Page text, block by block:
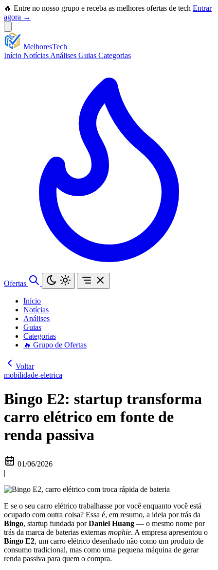
🔥 Entre no nosso grupo e receba as melhores ofertas de tech Entrar
agora →
MelhoresTech
Início Notícias Análises Guias Categorias
Ofertas
Início
Notícias
Análises
Guias
Categorias
🔥 Grupo de Ofertas
Voltar
mobilidade-eletrica
Bingo E2: startup transforma
carro elétrico em fonte de
renda passiva
01/06/2026
|
E se o seu carro elétrico trabalhasse por você enquanto você está
ocupado com outra coisa? Essa é, em resumo, a ideia por trás da
Bingo, startup fundada porDaniel Huang — o mesmo nome por
trás da marca de baterias externas mophie. A empresa apresentou o
Bingo E2, um carro elétrico desenhado não como um produto de
consumo tradicional, mas como uma pequena máquina de gerar
renda passiva para quem o compra.